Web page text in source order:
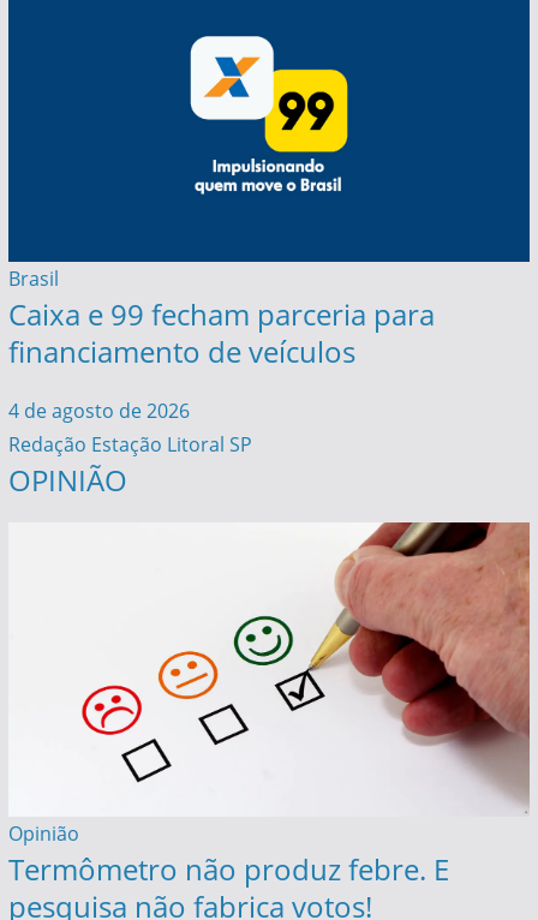
Brasil
Caixa e 99 fecham parceria para
financiamento de veículos
4 de agosto de 2026
Redação Estação Litoral SP
OPINIÃO
Opinião
Termômetro não produz febre. E
pesquisa não fabrica votos!